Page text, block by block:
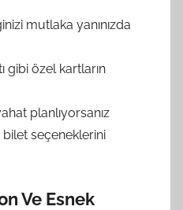
mutlaka yanınızda
gibi özel kartların
planlıyorsanız
seçeneklerini
Ve Esnek